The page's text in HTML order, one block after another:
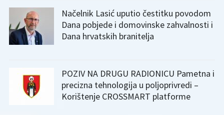
Načelnik Lasić uputio čestitku povodom
Dana pobjede i domovinske zahvalnosti i
Dana hrvatskih branitelja
POZIV NA DRUGU RADIONICU Pametna i
precizna tehnologija u poljoprivredi –
Korištenje CROSSMART platforme